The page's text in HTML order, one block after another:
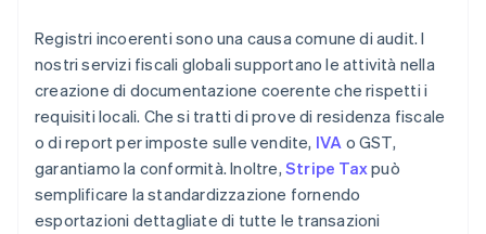
Registri incoerenti sono una causa comune di audit. I
nostri servizi fiscali globali supportano le attività nella
creazione di documentazione coerente che rispetti i
requisiti locali. Che si tratti di prove di residenza fiscale
o di report per imposte sulle vendite, IVA o GST,
garantiamo la conformità. Inoltre, Stripe Taxpuò
semplificare la standardizzazione fornendo
esportazioni dettagliate di tutte le transazioni